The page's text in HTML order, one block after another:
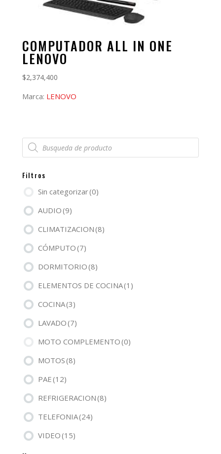
COMPUTADOR ALL IN ONE
LENOVO
$2,374,400
Marca: LENOVO
Búsqueda
de
productos
Filtros
Sin categorizar(0)
AUDIO(9)
CLIMATIZACION(8)
CÓMPUTO(7)
DORMITORIO(8)
ELEMENTOS DE COCINA(1)
COCINA(3)
LAVADO(7)
MOTO COMPLEMENTO(0)
MOTOS(8)
PAE(12)
REFRIGERACION(8)
TELEFONIA(24)
VIDEO(15)